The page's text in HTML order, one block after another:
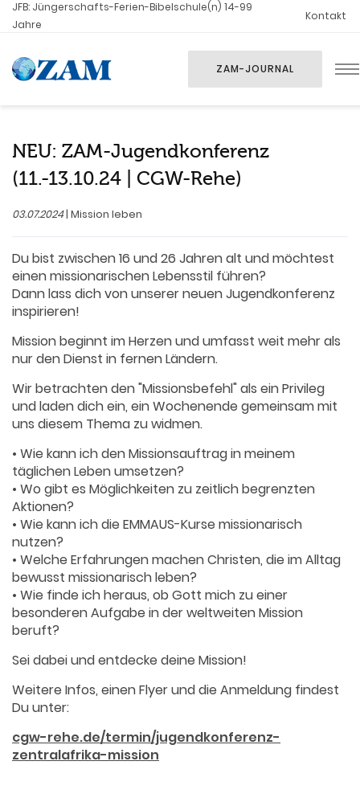
JFB: Jüngerschafts-Ferien-Bibelschule(n) 14-99
Jahre
Kontakt
ZAM-JOURNAL
NEU: ZAM-Jugendkonferenz
(11.-13.10.24 | CGW-Rehe)
03.07.2024| Mission leben
Du bist zwischen 16 und 26 Jahren alt und möchtest
einen missionarischen Lebensstil führen?
Dann lass dich von unserer neuen Jugendkonferenz
inspirieren!
Mission beginnt im Herzen und umfasst weit mehr als
nur den Dienst in fernen Ländern.
Wir betrachten den "Missionsbefehl" als ein Privileg
und laden dich ein, ein Wochenende gemeinsam mit
uns diesem Thema zu widmen.
• Wie kann ich den Missionsauftrag in meinem
täglichen Leben umsetzen?
• Wo gibt es Möglichkeiten zu zeitlich begrenzten
Aktionen?
• Wie kann ich die EMMAUS-Kurse missionarisch
nutzen?
• Welche Erfahrungen machen Christen, die im Alltag
bewusst missionarisch leben?
• Wie finde ich heraus, ob Gott mich zu einer
besonderen Aufgabe in der weltweiten Mission
beruft?
Sei dabei und entdecke deine Mission!
Weitere Infos, einen Flyer und die Anmeldung findest
Du unter:
cgw-rehe.de/termin/jugendkonferenz-
zentralafrika-mission